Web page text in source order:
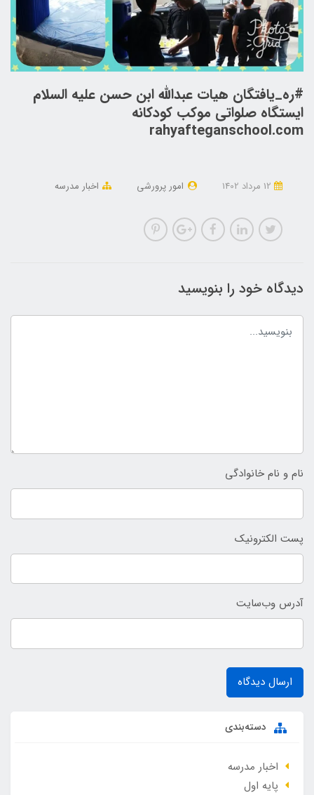
#ره_یافتگان هیات عبدالله ابن حسن علیه السلام
ایستگاه صلواتی موکب کودکانه
rahyafteganschool.com
امور پرورشی اخبار مدرسه
دیدگاه خود را بنویسید
نام و نام خانوادگی
پست الکترونیک
آدرس وب‌سایت
ارسال دیدگاه
دسته‌بندی
اخبار مدرسه
پایه اول